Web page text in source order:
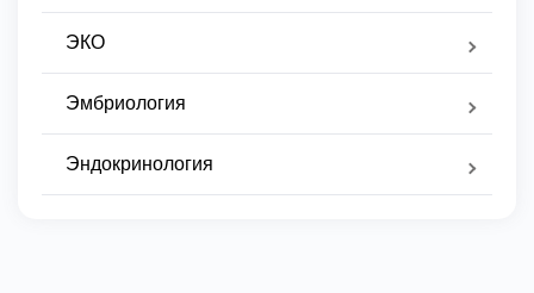
ЭКО
Эмбриология
Эндокринология